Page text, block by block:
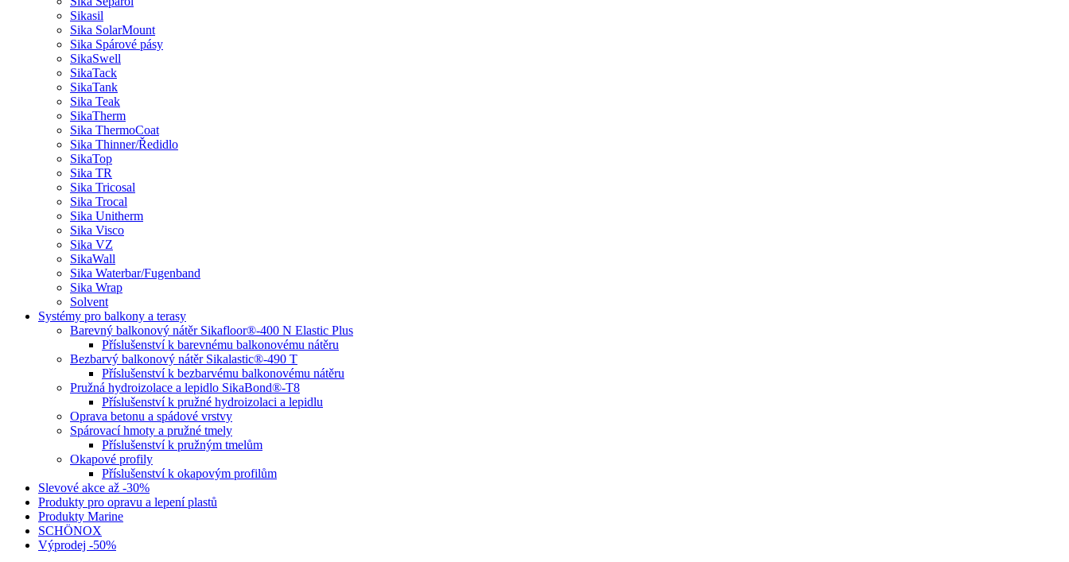
Sikasil
Sika SolarMount
Sika Spárové pásy
SikaSwell
SikaTack
SikaTank
Sika Teak
SikaTherm
Sika ThermoCoat
Sika Thinner/Ředidlo
SikaTop
Sika TR
Sika Tricosal
Sika Trocal
Sika Unitherm
Sika Visco
Sika VZ
SikaWall
Sika Waterbar/Fugenband
Sika Wrap
Solvent
Systémy pro balkony a terasy
Barevný balkonový nátěr Sikafloor®-400 N Elastic Plus
Příslušenství k barevnému balkonovému nátěru
Bezbarvý balkonový nátěr Sikalastic®-490 T
Příslušenství k bezbarvému balkonovému nátěru
Pružná hydroizolace a lepidlo SikaBond®-T8
Příslušenství k pružné hydroizolaci a lepidlu
Oprava betonu a spádové vrstvy
Spárovací hmoty a pružné tmely
Příslušenství k pružným tmelům
Okapové profily
Příslušenství k okapovým profilům
Slevové akce až -30%
Produkty pro opravu a lepení plastů
Produkty Marine
SCHÖNOX
Výprodej -50%